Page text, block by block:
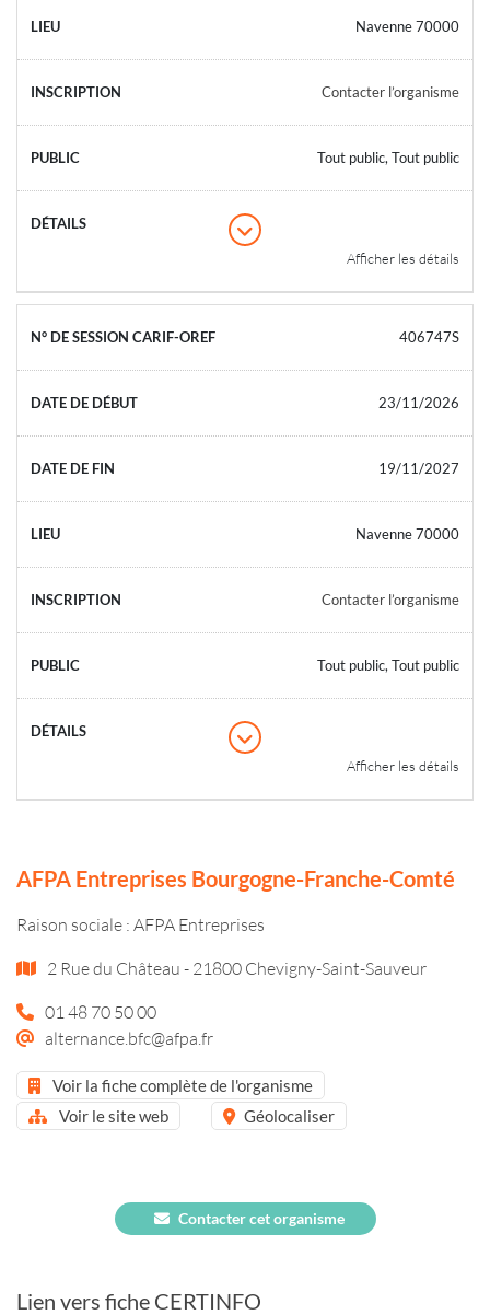
Navenne 70000
Contacter l’organisme
Tout public, Tout public
Afficher les détails
406747S
23/11/2026
19/11/2027
Navenne 70000
Contacter l’organisme
Tout public, Tout public
Afficher les détails
AFPA Entreprises Bourgogne-Franche-Comté
Raison sociale : AFPA Entreprises
2 Rue du Château - 21800 Chevigny-Saint-Sauveur
01 48 70 50 00
alternance.bfc@afpa.fr
Voir la fiche complète de l'organisme
Voir le site web
Géolocaliser
Contacter cet organisme
Lien vers fiche CERTINFO